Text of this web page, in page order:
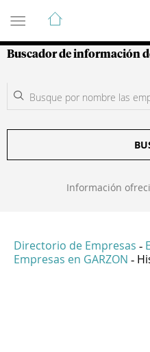
Guía de
Buscador de información
Información
Directorio de Empresas -
Empresas en GARZON -